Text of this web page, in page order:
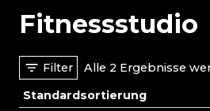
Fitnessstudio
Filter Alle 2 Ergebnisse